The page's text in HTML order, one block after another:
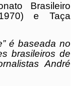
Brasileiro
e Taça
é baseada no
brasileiros de
André